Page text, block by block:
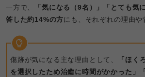
一方で、
「気になる（9名）」「とても気
答した約14%の方にも、それぞれの理由や
傷跡が気になる主な理由として、
「ほく
を選択したため治癒に時間がかかった」